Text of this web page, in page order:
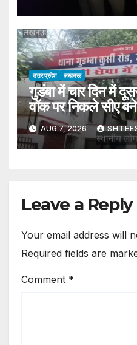
Raebareli:
Dividing Up
A Robbery…
After A Police
उत्तर प्रदेश लखनऊ
गुडंबा में चार दिन में
वॉक पर निकले सीए
AUG 7, 2026
Leave a Reply
Your email address will
Required fields are
Comment *